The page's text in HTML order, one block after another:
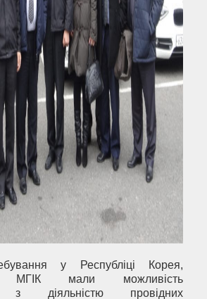
у Республіці Корея,
МГІК мали можливість
з діяльністю провідних